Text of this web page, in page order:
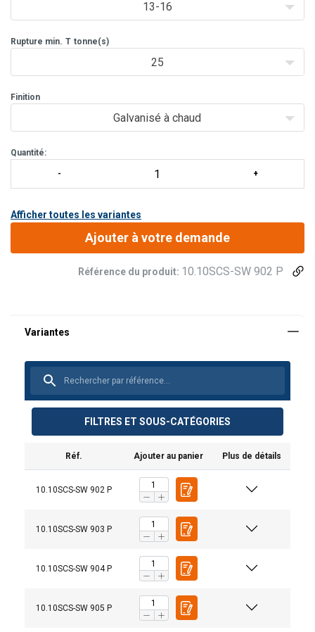
13-16
Rupture min. T tonne(s)
25
Finition
Galvanisé à chaud
Quantité:
Afficher toutes les variantes
Ajouter à votre demande
Référence du produit: 10.10SCS-SW 902 P
FILTRES ET SOUS-CATÉGORIES
Réf. Ajouter au panier Plus de détails
10.10SCS-SW 902 P
10.10SCS-SW 903 P
10.10SCS-SW 904 P
10.10SCS-SW 905 P